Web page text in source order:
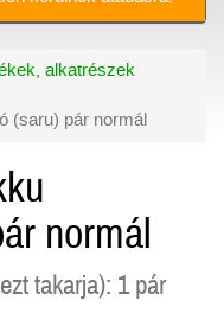
alkatrészek
(saru) pár normál
normál
takarja): 1 pár